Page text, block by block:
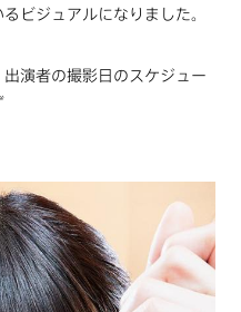
ビジュアルになりました。
演者の撮影日のスケジュー